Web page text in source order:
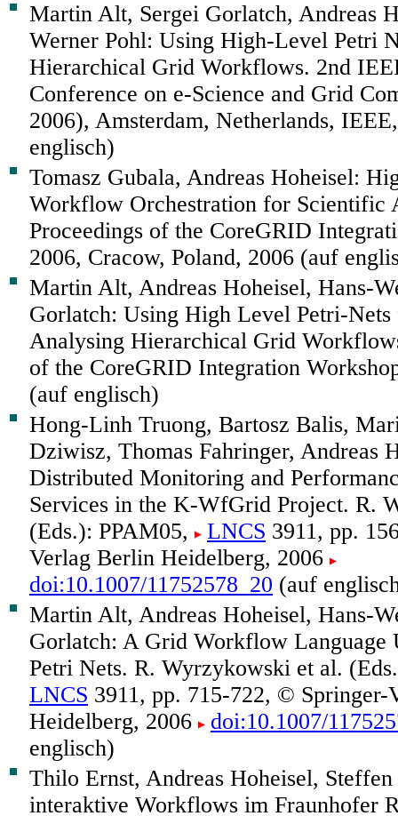
Martin Alt, Sergei Gorlatch, Andreas
Werner Pohl: Using High-Level Petri
Hierarchical Grid Workflows. 2nd
Conference on e-Science and Grid
2006), Amsterdam, Netherlands,
englisch)
Tomasz Gubala, Andreas Hoheisel:
Workflow Orchestration for Scientific
Proceedings of the CoreGRID
2006, Cracow, Poland, 2006 (auf
Martin Alt, Andreas Hoheisel, Hans-
Gorlatch: Using High Level Petri-
Analysing Hierarchical Grid
of the CoreGRID Integration
(auf englisch)
Hong-Linh Truong, Bartosz Balis,
Dziwisz, Thomas Fahringer, Andreas
Distributed Monitoring and
Services in the K-WfGrid Project. R.
(Eds.): PPAM05,
LNCS 3911, pp.
Verlag Berlin Heidelberg, 2006
doi:10.1007/11752578_20 (auf
Martin Alt, Andreas Hoheisel, Hans-
Gorlatch: A Grid Workflow Language
Petri Nets. R. Wyrzykowski et al.
LNCS 3911, pp. 715-722, © Springer-
Heidelberg, 2006
doi:10.1007/
englisch)
Thilo Ernst, Andreas Hoheisel,
interaktive Workflows im Fraunhofer